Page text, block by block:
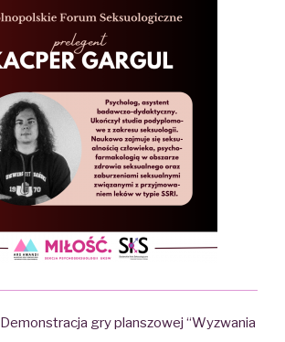
Demonstracja gry planszowej “Wyzwania